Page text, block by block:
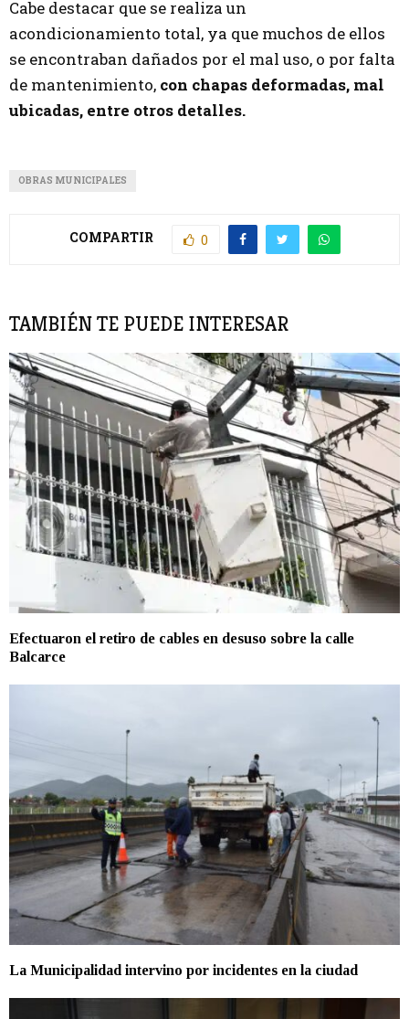
Cabe destacar que se realiza un
acondicionamiento total, ya que muchos de ellos
se encontraban dañados por el mal uso, o por falta
de mantenimiento, con chapas deformadas, mal
ubicadas, entre otros detalles.
OBRAS MUNICIPALES
COMPARTIR 0
TAMBIÉN TE PUEDE INTERESAR
Efectuaron el retiro de cables en desuso sobre la calle
Balcarce
La Municipalidad intervino por incidentes en la ciudad